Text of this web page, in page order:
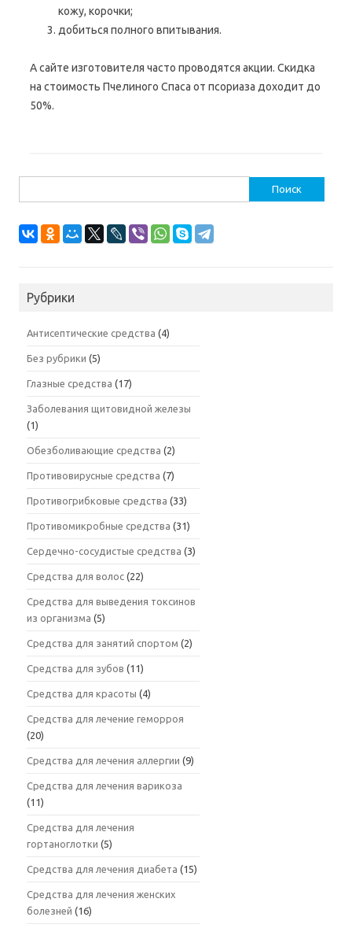
кожу, корочки;
добиться полного впитывания.
А сайте изготовителя часто проводятся акции. Скидка
на стоимость Пчелиного Спаса от псориаза доходит до
50%.
Рубрики
Антисептические средства (4)
Без рубрики (5)
Глазные средства (17)
Заболевания щитовидной железы
(1)
Обезболивающие средства (2)
Противовирусные средства (7)
Противогрибковые средства (33)
Противомикробные средства (31)
Сердечно-сосудистые средства (3)
Средства для волос (22)
Средства для выведения токсинов
из организма (5)
Средства для занятий спортом (2)
Средства для зубов (11)
Средства для красоты (4)
Средства для лечение геморроя
(20)
Средства для лечения аллергии (9)
Средства для лечения варикоза
(11)
Средства для лечения
гортаноглотки (5)
Средства для лечения диабета (15)
Средства для лечения женских
болезней (16)